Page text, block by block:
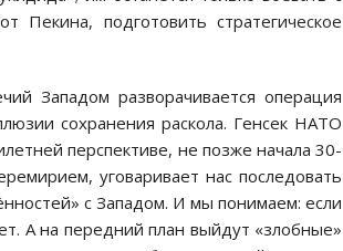
Пекина, подготовить стратегическое
Западом разворачивается операция
сохранения раскола. Генсек НАТО
перспективе, не позже начала 30-
уговаривает нас последовать
с Западом. И мы понимаем: если
А на передний план выйдут «злобные»